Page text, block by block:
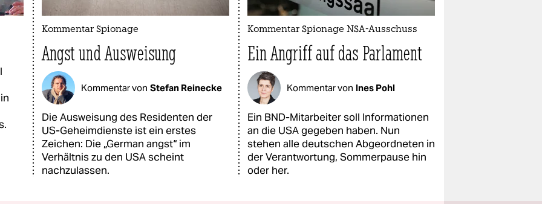
Kommentar Spionage
Angst und Ausweisung
Kommentar von Stefan Reinecke
Die Ausweisung des Residenten der
US-Geheimdienste ist ein erstes
Zeichen: Die „German angst“ im
Verhältnis zu den USA scheint
nachzulassen.
Kommentar Spionage NSA-Ausschuss
Ein Angriff auf das Parlament
Kommentar von Ines Pohl
Ein BND-Mitarbeiter soll Informationen
an die USA gegeben haben. Nun
stehen alle deutschen Abgeordneten in
der Verantwortung, Sommerpause hin
oder her.